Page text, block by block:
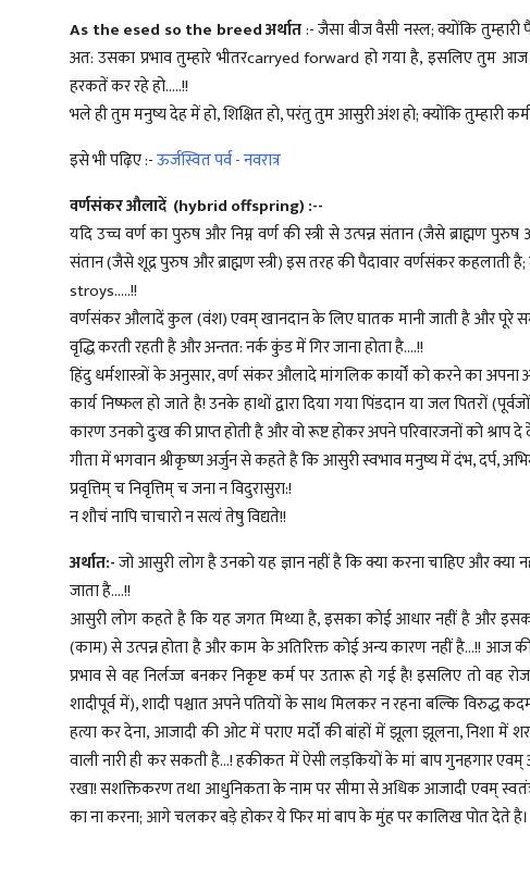
As the esed so the breed अर्थात:- जैसा बीज वैसी नस्ल; क्योंकि तुम्हारी
अत: उसका प्रभाव तुम्हारे भीतरcarryed forward हो गया है, इसलिए तुम
हरकतें कर रहे हो.....!!
भले ही तुम मनुष्य देह में हो, शिक्षित हो, परंतु तुम आसुरी अंश हो; क्योंकि तुम्हारी कर्म
इसे भी पढ़िए :-ऊर्जस्वित पर्व - नवरात्र
वर्णसंकर औलादें (hybrid offspring) :--
यदि उच्च वर्ण का पुरुष और निम्न वर्ण की स्त्री से उत्पन्न संतान (जैसे ब्राह्मण पुरुष
संतान (जैसे शूद्र पुरुष और ब्राह्मण स्त्री) इस तरह की पैदावार वर्णसंकर
stroys.....!!
वर्णसंकर औलादें कुल (वंश) एवम् खानदान के लिए घातक मानी जाती है और पूरे
वृद्धि करती रहती है और अन्तत: नर्क कुंड में गिर जाना होता है....!!
हिंदु धर्मशास्त्रों के अनुसार, वर्ण संकर औलादे मांगलिक कार्यों को करने का
कार्य निष्फल हो जाते है! उनके हाथों द्वारा दिया गया पिंडदान या जल पितरों
कारण उनको दुःख की प्राप्त होती है और वो रूष्ट होकर अपने परिवारजनों को
गीता में भगवान श्रीकृष्ण अर्जुन से कहते है कि आसुरी स्वभाव मनुष्य में दंभ, दर्प,
प्रवृत्तिम् च निवृत्तिम् च जना न विदुरासुरा:!
न शौचं नापि चाचारो न सत्यं तेषु विद्यते!!
अर्थात:-जो आसुरी लोग है उनको यह ज्ञान नहीं है कि क्या करना चाहिए और क्या
जाता है....!!
आसुरी लोग कहते है कि यह जगत मिथ्या है, इसका कोई आधार नहीं है और इसका
(काम) से उत्पन्न होता है और काम के अतिरिक्त कोई अन्य कारण नहीं है...!! आज
प्रभाव से वह निर्लज्ज बनकर निकृष्ट कर्म पर उतारू हो गई है! इसलिए तो वह
शादीपूर्व में), शादी पश्चात अपने पतियों के साथ मिलकर न रहना बल्कि
हत्या कर देना, आजादी की ओट में पराए मर्दों की बांहों में झूला झूलना, निशा
वाली नारी ही कर सकती है...! हकीकत में ऐसी लड़कियों के मां बाप गुनहगार एवम्
रखा! सशक्तिकरण तथा आधुनिकता के नाम पर सीमा से अधिक आजादी एवम्
का ना करना; आगे चलकर बड़े होकर ये फिर मां बाप के मुंह पर कालिख पोत देते